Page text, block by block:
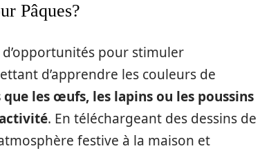
Pâques?
pour stimuler
d’apprendre les couleurs de
les œufs, les lapins ou les poussins
. En téléchargeant des dessins de
festive à la maison et